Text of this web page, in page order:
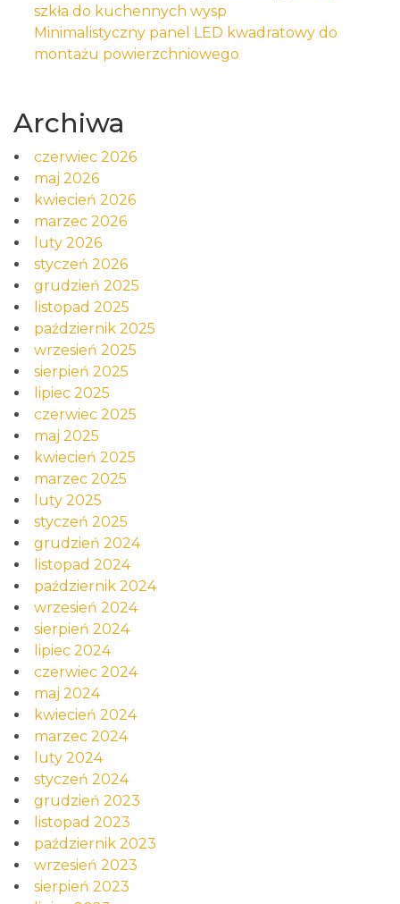
szkła do kuchennych wysp
Minimalistyczny panel LED kwadratowy do
montażu powierzchniowego
Archiwa
czerwiec 2026
maj 2026
kwiecień 2026
marzec 2026
luty 2026
styczeń 2026
grudzień 2025
listopad 2025
październik 2025
wrzesień 2025
sierpień 2025
lipiec 2025
czerwiec 2025
maj 2025
kwiecień 2025
marzec 2025
luty 2025
styczeń 2025
grudzień 2024
listopad 2024
październik 2024
wrzesień 2024
sierpień 2024
lipiec 2024
czerwiec 2024
maj 2024
kwiecień 2024
marzec 2024
luty 2024
styczeń 2024
grudzień 2023
listopad 2023
październik 2023
wrzesień 2023
sierpień 2023